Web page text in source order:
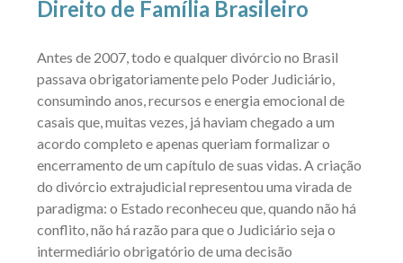
Direito de Família Brasileiro
Antes de 2007, todo e qualquer divórcio no Brasil
passava obrigatoriamente pelo Poder Judiciário,
consumindo anos, recursos e energia emocional de
casais que, muitas vezes, já haviam chegado a um
acordo completo e apenas queriam formalizar o
encerramento de um capítulo de suas vidas. A criação
do divórcio extrajudicial representou uma virada de
paradigma: o Estado reconheceu que, quando não há
conflito, não há razão para que o Judiciário seja o
intermediário obrigatório de uma decisão